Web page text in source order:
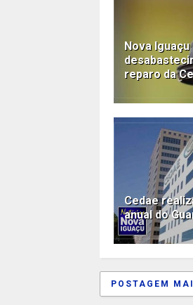
Nova
reparo da
Cedae
anual do
POSTAGEM